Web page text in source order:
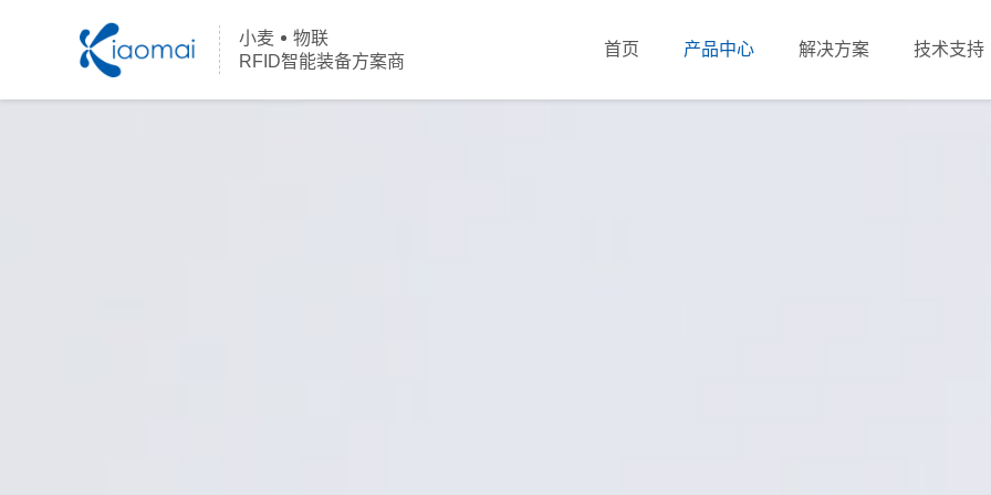
小麦
物联
RFID智能装备方案商
首页 产品中心 解决方案 技术支持